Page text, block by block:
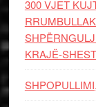
300 VJET
KRAJË-